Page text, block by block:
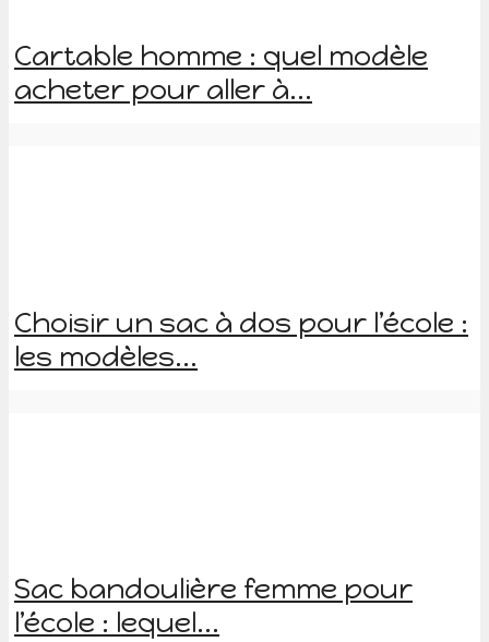
Cartable homme : quel modèle
acheter pour aller à...
Choisir un sac à dos pour l’école :
les modèles...
Sac bandoulière femme pour
l’école : lequel...